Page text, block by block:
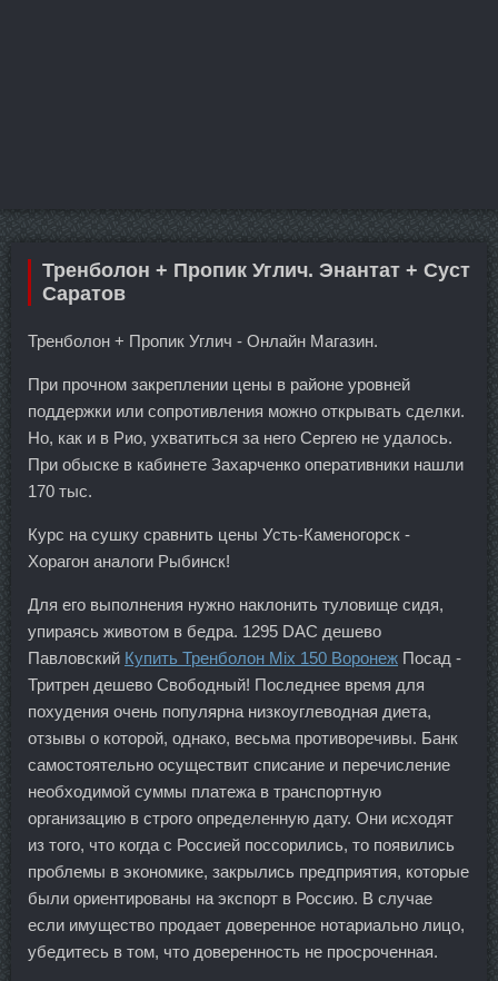
Тренболон + Пропик Углич. Энантат + Суст
Саратов
Тренболон + Пропик Углич - Онлайн Магазин.
При прочном закреплении цены в районе уровней
поддержки или сопротивления можно открывать сделки.
Но, как и в Рио, ухватиться за него Сергею не удалось.
При обыске в кабинете Захарченко оперативники нашли
170 тыс.
Курс на сушку сравнить цены Усть-Каменогорск -
Хорагон аналоги Рыбинск!
Для его выполнения нужно наклонить туловище сидя,
упираясь животом в бедра. 1295 DAC дешево
Павловский Купить Тренболон Mix 150 Воронеж Посад -
Тритрен дешево Свободный! Последнее время для
похудения очень популярна низкоуглеводная диета,
отзывы о которой, однако, весьма противоречивы. Банк
самостоятельно осуществит списание и перечисление
необходимой суммы платежа в транспортную
организацию в строго определенную дату. Они исходят
из того, что когда с Россией поссорились, то появились
проблемы в экономике, закрылись предприятия, которые
были ориентированы на экспорт в Россию. В случае
если имущество продает доверенное нотариально лицо,
убедитесь в том, что доверенность не просроченная.